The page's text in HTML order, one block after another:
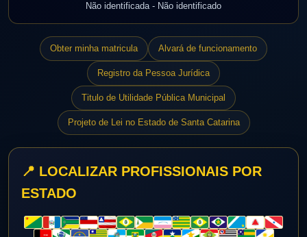
Não identificada - Não identificado
Obter minha matricula Alvará de funcionamento
Registro da Pessoa Jurídica
Titulo de Utilidade Pública Municipal
Projeto de Lei no Estado de Santa Catarina
📍 LOCALIZAR PROFISSIONAIS POR
ESTADO